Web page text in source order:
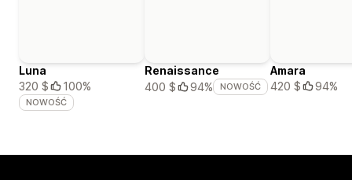
Luna
320 $
100%
NOWOŚĆ
Renaissance
400 $
94% NOWOŚĆ
Amara
420 $
94%